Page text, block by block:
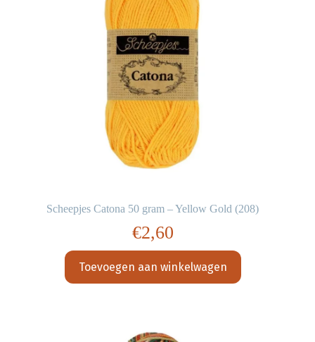
Scheepjes Catona 50 gram – Yellow Gold (208)
€2,60
Toevoegen aan winkelwagen